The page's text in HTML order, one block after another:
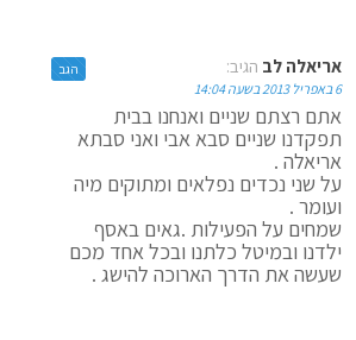
אריאלה לב הגיב:
6 באפריל 2013 בשעה 14:04
אתם רצתם שניים ואנחנו בבית
תפקדנו שניים סבא אבי ואני סבתא
אריאלה .
על שני נכדים נפלאים ומתוקים מיה
ועומר .
שמחים על הפעילות .גאים באסף
ילדנו ובמיטל כלתנו ובכל אחד מכם
שעשה את הדרך הארוכה להישג .
הגב